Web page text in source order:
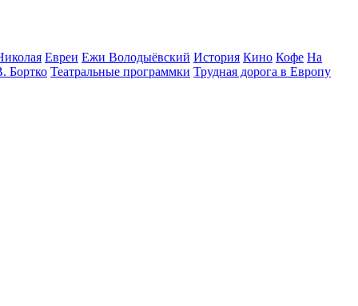
Евреи Ежи Володыёвский История Кино Кофе На
Бортко Театральные программки Трудная дорога в Европу